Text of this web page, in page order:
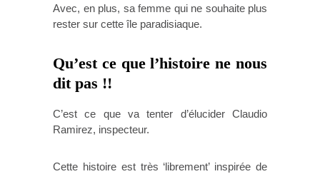
Avec, en plus, sa femme qui ne souhaite plus
rester sur cette île paradisiaque.
Qu’est ce que l’histoire ne nous
dit pas !!
C’est ce que va tenter d’élucider Claudio
Ramirez, inspecteur.
Cette histoire est très ‘librement’ inspirée de